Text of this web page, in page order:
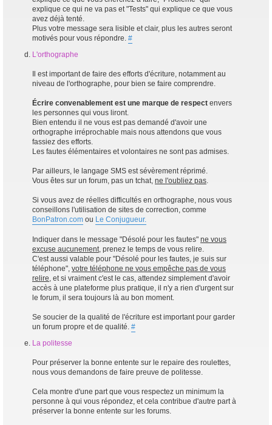
explique ce qui ne va pas et "Tests" qui explique ce que vous
avez déjà tenté.
Plus votre message sera lisible et clair, plus les autres seront
motivés pour vous répondre. #
L'orthographe
Il est important de faire des efforts d'écriture, notamment au
niveau de l'orthographe, pour bien se faire comprendre.
Écrire convenablement est une marque de respect envers
les personnes qui vous liront.
Bien entendu il ne vous est pas demandé d'avoir une
orthographe irréprochable mais nous attendons que vous
fassiez des efforts.
Les fautes élémentaires et volontaires ne sont pas admises.
Par ailleurs, le langage SMS est sévèrement réprimé.
Vous êtes sur un forum, pas un tchat, ne l'oubliez pas
Si vous avez de réelles difficultés en orthographe, nous vous
conseillons l'utilisation de sites de correction, comme
BonPatron.com ou Le Conjugueur.
Indiquer dans le message "Désolé pour les fautes" ne vous
excuse aucunement , prenez le temps de vous relire.
C'est aussi valable pour "Désolé pour les fautes, je suis sur
téléphone", votre téléphone ne vous empêche pas de vous
relire , et si vraiment c'est le cas, attendez simplement d'avoir
accès à une plateforme plus pratique, il n'y a rien d'urgent sur
le forum, il sera toujours là au bon moment.
Se soucier de la qualité de l'écriture est important pour garder
un forum propre et de qualité. #
La politesse
Pour préserver la bonne entente sur le repaire des roulettes,
nous vous demandons de faire preuve de politesse.
Cela montre d'une part que vous respectez un minimum la
personne à qui vous répondez, et cela contribue d'autre part à
préserver la bonne entente sur les forums.